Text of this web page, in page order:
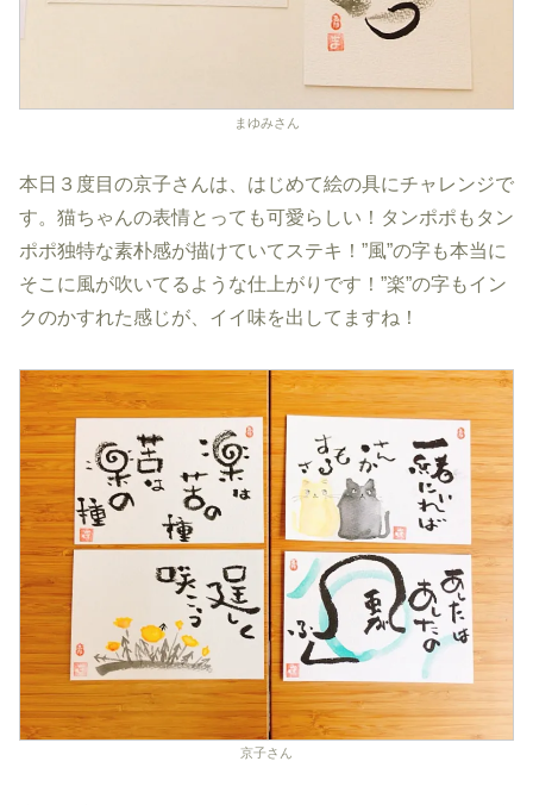
まゆみさん
本日３度目の京子さんは、はじめて絵の具にチャレンジで
す。猫ちゃんの表情とっても可愛らしい！タンポポもタン
ポポ独特な素朴感が描けていてステキ！”風”の字も本当に
そこに風が吹いてるような仕上がりです！”楽”の字もイン
クのかすれた感じが、イイ味を出してますね！
京子さん